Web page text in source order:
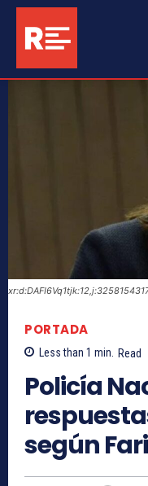
PORTADA
Less than 1 min. Read
Policía
según